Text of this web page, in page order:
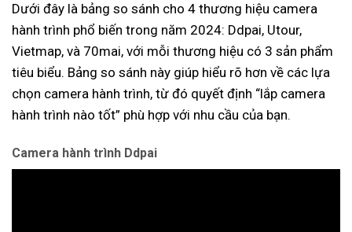
Dưới đây là bảng so sánh cho 4 thương hiệu camera
hành trình phổ biến trong năm 2024: Ddpai, Utour,
Vietmap, và 70mai, với mỗi thương hiệu có 3 sản phẩm
tiêu biểu. Bảng so sánh này giúp hiểu rõ hơn về các lựa
chọn camera hành trình, từ đó quyết định “lắp camera
hành trình nào tốt” phù hợp với nhu cầu của bạn.
Camera hành trình Ddpai